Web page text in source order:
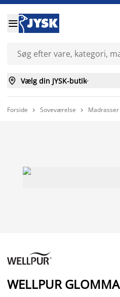

 Vælg din JYSK-butik
Forside  Soveværelse  Madrasser
WELLPUR GLOMMA